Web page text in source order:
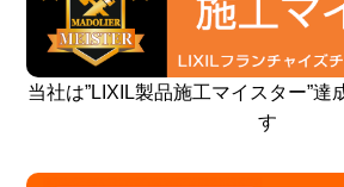
当社は”LIXIL製品施工マイスター”達
す